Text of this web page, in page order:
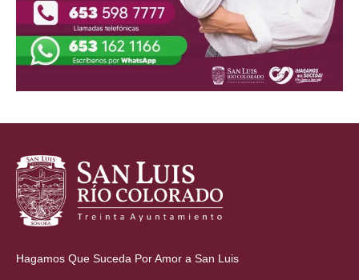
Hagamos Que Suceda Por Amor a San Luis